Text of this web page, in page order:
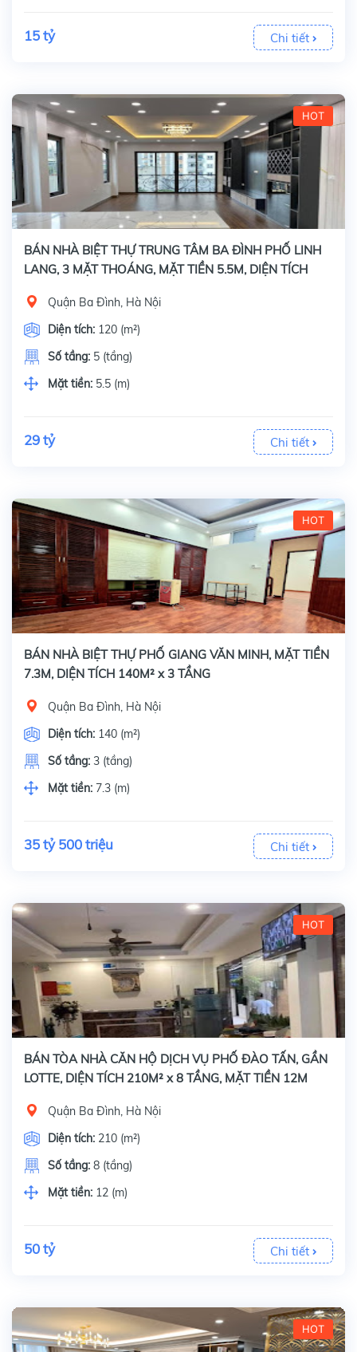
15 tỷ Chi tiết
HOT
BÁN NHÀ BIỆT THỰ TRUNG TÂM BA ĐÌNH PHỐ LINH
LANG, 3 MẶT THOÁNG, MẶT TIỀN 5.5M, DIỆN TÍCH
Quận Ba Đình, Hà Nội
Diện tích: 120 (m²)
Số tầng: 5 (tầng)
Mặt tiền: 5.5 (m)
29 tỷ Chi tiết
HOT
BÁN NHÀ BIỆT THỰ PHỐ GIANG VĂN MINH, MẶT TIỀN
7.3M, DIỆN TÍCH 140M² x 3 TẦNG
Quận Ba Đình, Hà Nội
Diện tích: 140 (m²)
Số tầng: 3 (tầng)
Mặt tiền: 7.3 (m)
35 tỷ 500 triệu Chi tiết
HOT
BÁN TÒA NHÀ CĂN HỘ DỊCH VỤ PHỐ ĐÀO TẤN, GẦN
LOTTE, DIỆN TÍCH 210M² x 8 TẦNG, MẶT TIỀN 12M
Quận Ba Đình, Hà Nội
Diện tích: 210 (m²)
Số tầng: 8 (tầng)
Mặt tiền: 12 (m)
50 tỷ Chi tiết
HOT